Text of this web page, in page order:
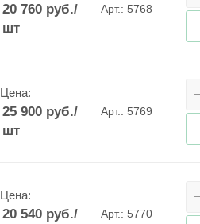
20 760руб./
шт
Арт.: 5768
Цена:
25 900руб./
шт
Арт.: 5769
Цена:
20 540руб./
Арт.: 5770